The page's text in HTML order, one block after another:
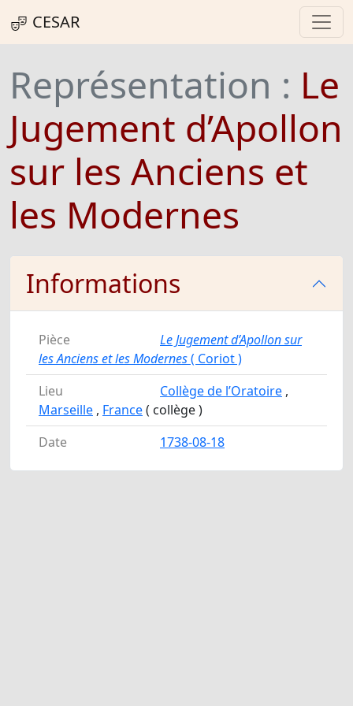
CESAR
Représentation : Le
Jugement d’Apollon
sur les Anciens et
les Modernes
Informations
Pièce
Le Jugement d’Apollon sur
les Anciens et les Modernes( Coriot )
Lieu
Collège de l’Oratoire ,
Marseille , France( collège )
Date
1738-08-18